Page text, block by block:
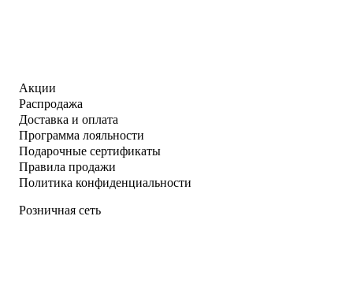
Акции
Распродажа
Доставка и оплата
Программа лояльности
Подарочные сертификаты
Правила продажи
Политика конфиденциальности
Розничная сеть